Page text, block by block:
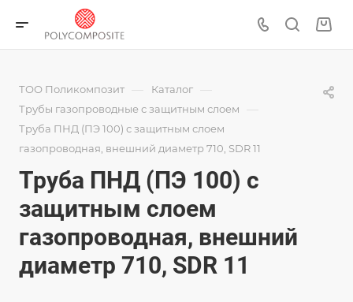
ТОО Поликомпозит — Каталог —
Трубы газопроводные с защитным слоем —
Труба ПНД (ПЭ 100) с защитным слоем
газопроводная, внешний диаметр 710, SDR 11
Труба ПНД (ПЭ 100) с
защитным слоем
газопроводная, внешний
диаметр 710, SDR 11